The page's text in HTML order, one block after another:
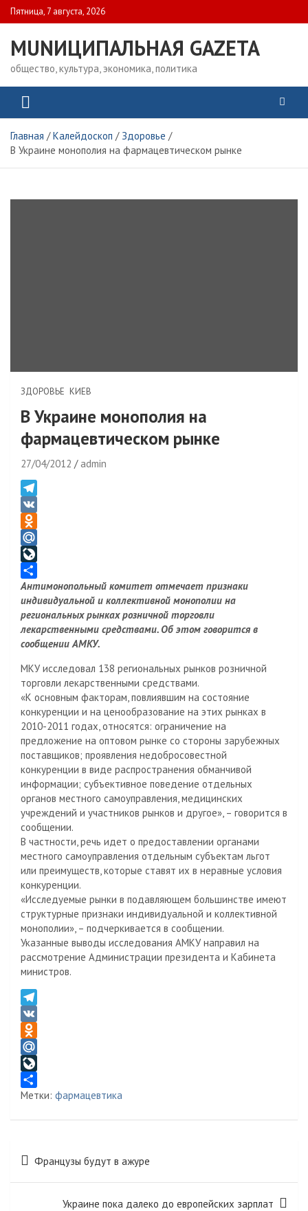
Skip
to
Пятница, 7 августа, 2026
MUNИЦИПАЛЬНАЯ GAZЕТА
общество, культура, экономика, политика
Главная Калейдоскоп
Здоровье
В Украине монополия на фармацевтическом рынке
ЗДОРОВЬЕ КИЕВ
В Украине монополия на
фармацевтическом рынке
27/04/2012 admin
T
e
l
e
g
r
a
m
V
K
O
d
n
o
k
l
a
s
n
i
k
M
a
i
l
.
R
L
i
v
e
J
u
r
n
a
О
т
п
р
в
и
т
ь
Антимонопольный комитет отмечает признаки
индивидуальной и коллективной монополии на
региональных рынках розничной торговли
лекарственными средствами. Об этом говорится в
сообщении АМКУ.
МКУ исследовал 138 региональных рынков розничной
торговли лекарственными средствами.
«К основным факторам, повлиявшим на состояние
конкуренции и на ценообразование на этих рынках в
2010-2011 годах, относятся: ограничение на
предложение на оптовом рынке со стороны зарубежных
поставщиков; проявления недобросовестной
конкуренции в виде распространения обманчивой
информации; субъективное поведение отдельных
органов местного самоуправления, медицинских
учреждений и участников рынков и другое», – говорится в
сообщении.
В частности, речь идет о предоставлении органами
местного самоуправления отдельным субъектам льгот
или преимуществ, которые ставят их в неравные условия
конкуренции.
«Исследуемые рынки в подавляющем большинстве имеют
структурные признаки индивидуальной и коллективной
монополии», – подчеркивается в сообщении.
Указанные выводы исследования АМКУ направил на
рассмотрение Администрации президента и Кабинета
министров.
T
e
l
e
g
r
V
K
O
d
n
o
s
M
a
i
u
L
i
o
О
а
Метки: фармацевтика
Навигация
по
записям
Французы будут в ажуре
Украине пока далеко до европейских зарплат